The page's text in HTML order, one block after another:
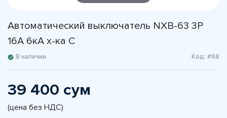
Автоматический выключатель NXB-63 3P
16A 6кА х-ка С
В наличии Код: #68
39 400 сум
(цена без НДС)